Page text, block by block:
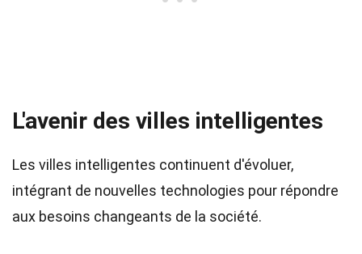
L'avenir des villes intelligentes
Les villes intelligentes continuent d'évoluer,
intégrant de nouvelles technologies pour répondre
aux besoins changeants de la société.